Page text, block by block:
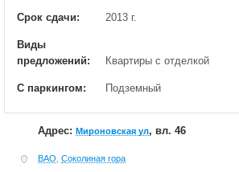
Срок сдачи: 2013 г.
Виды
предложений:
Квартиры с отделкой
С паркингом: Подземный
Адрес: Мироновская ул, вл. 46
ВАО Соколиная гора